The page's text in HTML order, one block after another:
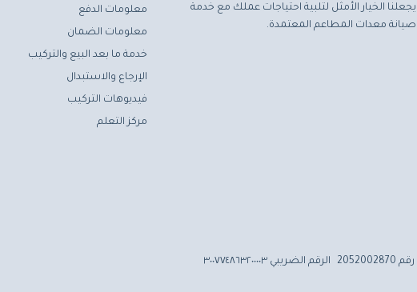
يجعلنا الخيار الأمثل لتلبية احتياجات عملك مع خدمة
صيانة معدات المطاعم المعتمدة.
معلومات الدفع
معلومات الضمان
خدمة ما بعد البيع والتركيب
الإرجاع والاستبدال
فيديوهات التركيب
مركز التعلم
الرقم الضريبي ٣٠٠٧٧٤٨٦٣٢٠٠٠٠٣